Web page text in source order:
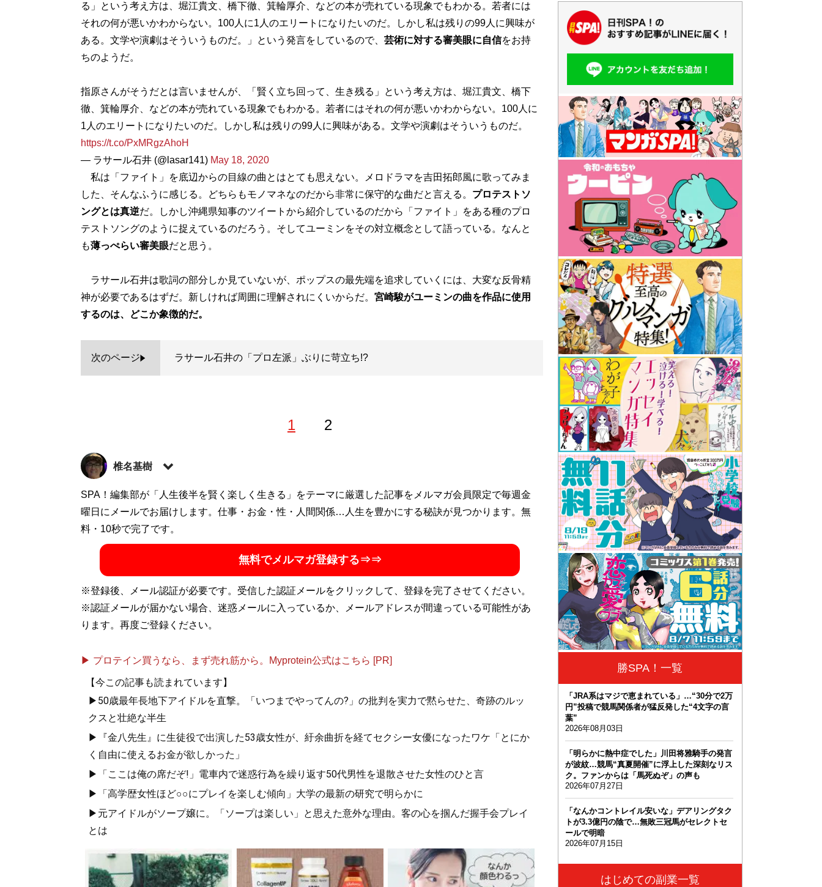
る」という考え方は、堀江貴文、橋下徹、箕輪厚介、などの本が売れている現象でもわかる。若者には
それの何が悪いかわからない。100人に1人のエリートになりたいのだ。しかし私は残りの99人に興味が
ある。文学や演劇はそういうものだ。」という発言をしているので、 芸術に対する審美眼に自信をお持
ちのようだ。
指原さんがそうだとは言いませんが、「賢く立ち回って、生き残る」という考え方は、堀江貴文、橋下
徹、箕輪厚介、などの本が売れている現象でもわかる。若者にはそれの何が悪いかわからない。100人に
1人のエリートになりたいのだ。しかし私は残りの99人に興味がある。文学や演劇はそういうものだ。
https://t.co/PxMRgzAhoH
— ラサール石井 (@lasar141) May 18, 2020
私は「ファイト」を底辺からの目線の曲とはとても思えない。メロドラマを吉田拓郎風に歌ってみま
した、そんなふうに感じる。どちらもモノマネなのだから非常に保守的な曲だと言える。 プロテストソ
ングとは真逆だ。しかし沖縄県知事のツイートから紹介しているのだから「ファイト」をある種のプロ
テストソングのように捉えているのだろう。そしてユーミンをその対立概念として語っている。なんと
も薄っぺらい審美眼だと思う。
ラサール石井は歌詞の部分しか見ていないが、ポップスの最先端を追求していくには、大変な反骨精
神が必要であるはずだ。新しければ周囲に理解されにくいからだ。 宮崎駿がユーミンの曲を作品に使用
するのは、どこか象徴的だ。
次のページ ラサール石井の「プロ左派」ぶりに苛立ち!?
1 2
椎名基樹
1968年生まれ。構成作家。『電気グルーヴのオールナイトニッポン』をはじめ『ピエール瀧のしょんな
いTV』、週刊SPA！にて読者投稿コーナー『バカはサイレンで泣く』などを担当。近著は『オールナイ
トロング －私にとっての電気グルーヴのオールナイトニッポンとその時代』。Xアカウント
SPA！編集部が「人生後半を賢く楽しく生きる」をテーマに厳選した記事をメルマガ会員限定で毎週金
曜日にメールでお届けします。仕事・お金・性・人間関係…人生を豊かにする秘訣が見つかります。無
料・10秒で完了です。
無料でメルマガ登録する⇒⇒
※登録後、メール認証が必要です。受信した認証メールをクリックして、登録を完了させてください。
※認証メールが届かない場合、迷惑メールに入っているか、メールアドレスが間違っている可能性があ
ります。再度ご登録ください。
▶ プロテイン買うなら、まず売れ筋から。Myprotein公式はこちら [PR]
【今この記事も読まれています】
▶50歳最年長地下アイドルを直撃。「いつまでやってんの?」の批判を実力で黙らせた、奇跡のルッ
クスと壮絶な半生
▶『金八先生』に生徒役で出演した53歳女性が、紆余曲折を経てセクシー女優になったワケ「とにか
く自由に使えるお金が欲しかった」
▶「ここは俺の席だぞ!」電車内で迷惑行為を繰り返す50代男性を退散させた女性のひと言
▶「高学歴女性ほど○○にプレイを楽しむ傾向」大学の最新の研究で明らかに
▶元アイドルがソープ嬢に。「ソープは楽しい」と思えた意外な理由。客の心を掴んだ握手会プレイ
とは
勝SPA！一覧
「JRA系はマジで恵まれている」…“30分で2万
円”投稿で競馬関係者が猛反発した“4文字の言
葉”
2026年08月03日
「明らかに熱中症でした」川田将雅騎手の発言
が波紋…競馬“真夏開催”に浮上した深刻なリス
ク。ファンからは「馬死ぬぞ」の声も
2026年07月27日
「なんかコントレイル安いな」デアリングタク
トが3.3億円の陰で…無敗三冠馬がセレクトセ
ールで明暗
2026年07月15日
はじめての副業一覧